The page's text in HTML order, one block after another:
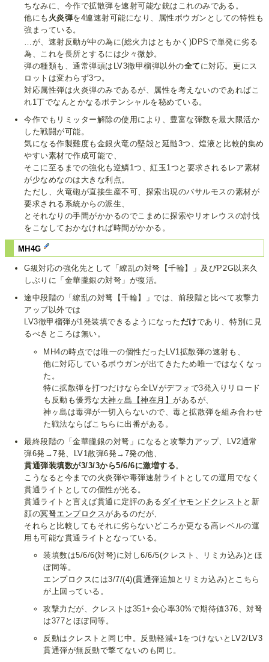
ちなみに、今作で拡散弾を速射可能な銃はこれのみである。
他にも 火炎弾を4連速射可能になり、属性ボウガンとしての特性も
強まっている。
…が、速射反動が中の為に(総火力はともかく)DPSで単発に劣る
為、これを長所とするには少々微妙。
弾の種類も、通常弾頭はLV3徹甲榴弾以外の全て に対応。更にス
ロットは変わらず3つ。
対応属性弾は火炎弾のみであるが、属性を考えないのであればこ
れ1丁でなんとかなるポテンシャルを秘めている。
今作でもリミッター解除の使用により、豊富な弾数を最大限活か
した戦闘が可能。
気になる作製難度も金銀火竜の堅殻と延髄3つ、煌液と比較的集め
やすい素材で作成可能で、
そこに至るまでの強化も逆鱗1つ、紅玉1つと要求されるレア素材
が少なめなのは大きな利点。
ただし、火竜砲が直接生産不可、探索出現のバサルモスの素材が
要求される系統からの派生、
とそれなりの手間がかかるのでこまめに探索やリオレウスの討伐
をこなしておかなければ時間がかかる。
MH4G
G級対応の強化先として「繚乱の対弩【千輪】」及びP2G以来久
しぶりに「金華朧銀の対弩」が復活。
途中段階の「繚乱の対弩【千輪】」では、前段階と比べて攻撃力
アップ以外では
LV3徹甲榴弾が1発装填できるようになっただけであり、特別に見
るべきところは無い。
MH4の時点では唯一の個性だったLV1拡散弾の速射も、
他に対応しているボウガンが出てきたため唯一ではなくなっ
た。
特に拡散弾を打つだけなら全LVがデフォで3発入りリロード
も反動も優秀な 大神ヶ島【神在月】があるが、
神ヶ島は毒弾が一切入らないので、毒と拡散弾を組み合わせ
た戦法ならばこちらに出番がある。
最終段階の「金華朧銀の対弩」になると攻撃力アップ、LV2通常
弾6発→7発、LV1散弾6発→7発の他、
貫通弾装填数が3/3/3から5/6/6に激増する 。
こうなると今までの火炎弾や毒弾速射ライトとしての運用でなく
貫通ライトとしての個性が光る。
貫通ライトと言えば貫通に定評のある ダイヤモンドクレスト と新
顔の冥弩エンプロクスがあるのだが、
それらと比較してもそれに劣らないどころか更なる高レベルの運
用も可能な貫通ライトとなっている。
装填数は5/6/6(対弩)に対し6/6/5(クレスト、リミカ込み)とほ
ぼ同等。
エンプロクスには3/7/(4)(貫通弾追加 とリミカ込み)とこちら
が上回っている。
攻撃力だが、クレストは351+会心率30%で期待値376、対弩
は377とほぼ同等。
反動はクレストと同じ中。反動軽減+1をつけないとLV2/LV3
貫通弾が無反動で撃てないのも同じ。